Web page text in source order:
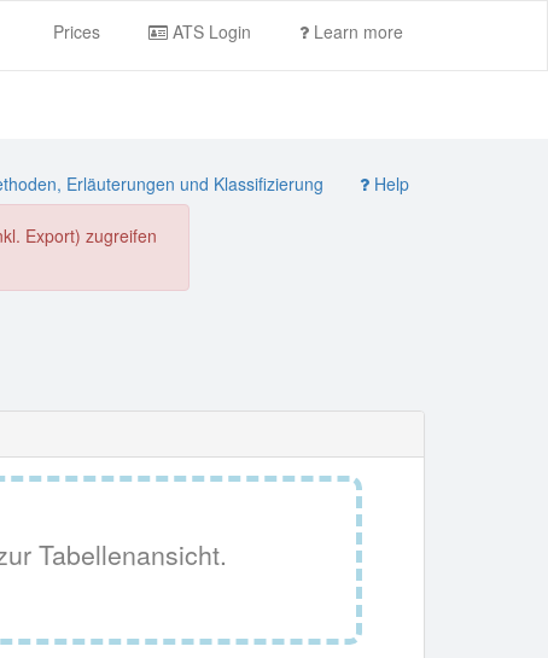
Prices ATS Login Learn more
Erläuterungen und Klassifizierung Help
Export) zugreifen
Tabellenansicht.